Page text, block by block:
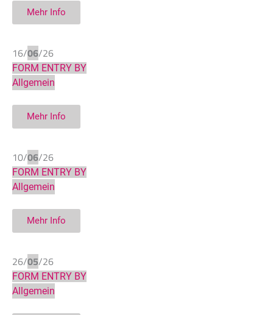
Mehr Info
16/06/26
FORM ENTRY BY
Allgemein
Mehr Info
10/06/26
FORM ENTRY BY
Allgemein
Mehr Info
26/05/26
FORM ENTRY BY
Allgemein